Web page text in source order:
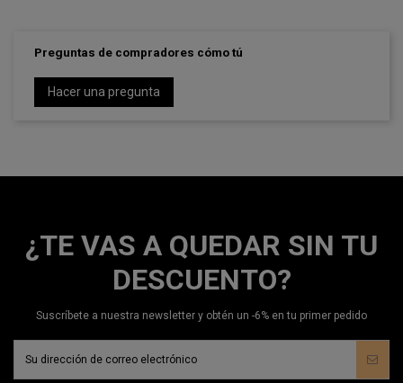
Preguntas de compradores cómo tú
Hacer una pregunta
¿TE VAS A QUEDAR SIN TU
DESCUENTO?
Suscríbete a nuestra newsletter y obtén un -6% en tu primer pedido